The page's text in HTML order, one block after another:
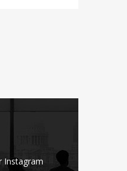
Instagram